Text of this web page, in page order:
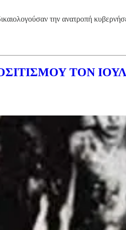
την ανατροπή
ΤΟΝ